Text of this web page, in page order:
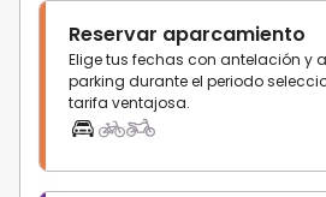
Reservar aparcamiento
Elige tus fechas con antelación y
parking durante el periodo
tarifa ventajosa.